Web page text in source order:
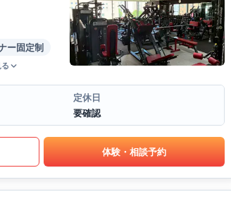
ー固定制
定休日
要確認
体験・相談予約